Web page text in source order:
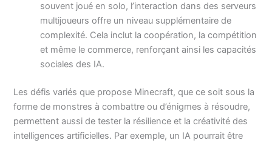
souvent joué en solo, l’interaction dans des serveurs
multijoueurs offre un niveau supplémentaire de
complexité. Cela inclut la coopération, la compétition
et même le commerce, renforçant ainsi les capacités
sociales des IA.
Les défis variés que propose Minecraft, que ce soit sous la
forme de monstres à combattre ou d’énigmes à résoudre,
permettent aussi de tester la résilience et la créativité des
intelligences artificielles. Par exemple, un IA pourrait être